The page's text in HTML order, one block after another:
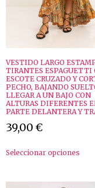
VESTIDO LARGO
TIRANTES ESPAGUETTI
ESCOTE CRUZADO Y
PECHO, BAJANDO
LLEGAR A UN BAJO CON
ALTURAS DIFERENTES
PARTE DELANTERA Y
39,00 €
Seleccionar opciones